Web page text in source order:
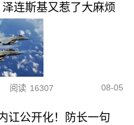
连斯基又惹了大麻烦
阅读 16307 08-05
讧公开化！防长一句